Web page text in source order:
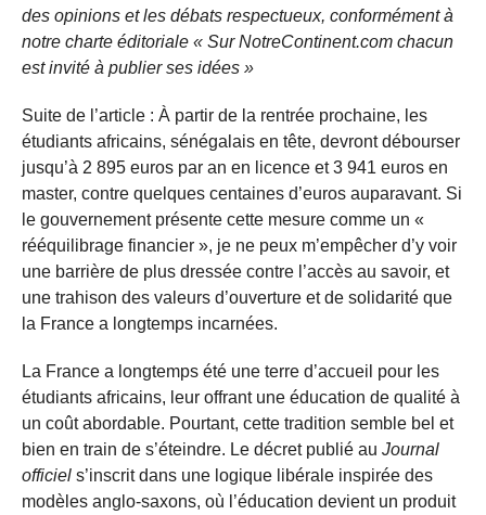
des opinions et les débats respectueux, conformément à
notre charte éditoriale « Sur NotreContinent.com chacun
est invité à publier ses idées »
Suite de l’article : À partir de la rentrée prochaine, les
étudiants africains, sénégalais en tête, devront débourser
jusqu’à 2 895 euros par an en licence et 3 941 euros en
master, contre quelques centaines d’euros auparavant. Si
le gouvernement présente cette mesure comme un «
rééquilibrage financier », je ne peux m’empêcher d’y voir
une barrière de plus dressée contre l’accès au savoir, et
une trahison des valeurs d’ouverture et de solidarité que
la France a longtemps incarnées.
La France a longtemps été une terre d’accueil pour les
étudiants africains, leur offrant une éducation de qualité à
un coût abordable. Pourtant, cette tradition semble bel et
bien en train de s’éteindre. Le décret publié au Journal
officiel s’inscrit dans une logique libérale inspirée des
modèles anglo-saxons, où l’éducation devient un produit